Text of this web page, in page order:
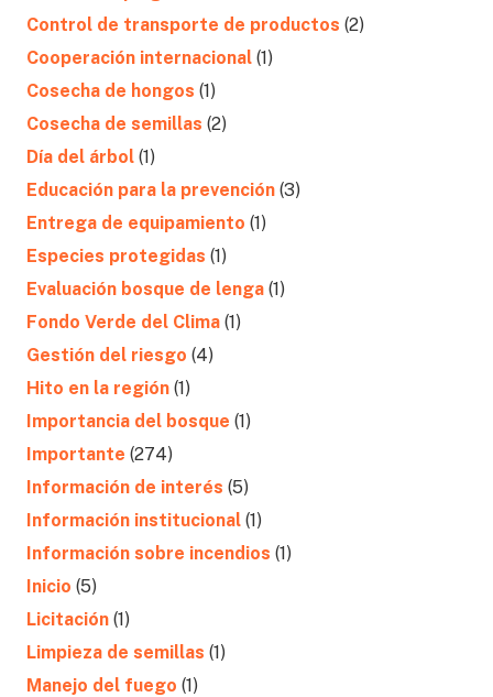
Control de transporte de productos (2)
Cooperación internacional (1)
Cosecha de hongos (1)
Cosecha de semillas (2)
Día del árbol (1)
Educación para la prevención (3)
Entrega de equipamiento (1)
Especies protegidas (1)
Evaluación bosque de lenga (1)
Fondo Verde del Clima (1)
Gestión del riesgo (4)
Hito en la región (1)
Importancia del bosque (1)
Importante (274)
Información de interés (5)
Información institucional (1)
Información sobre incendios (1)
Inicio (5)
Licitación (1)
Limpieza de semillas (1)
Manejo del fuego (1)